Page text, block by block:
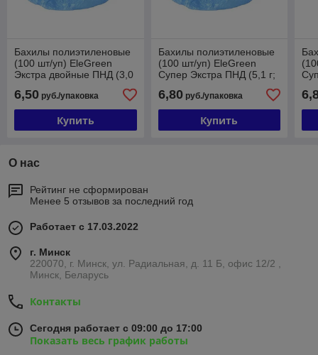
Бахилы полиэтиленовые
(100 шт/уп) EleGreen
Экстра двойные ПНД (3,0
оранжевый
6,50 руб./упаковка
Купить
Бахилы полиэтиленовые
(100 шт/уп) EleGreen
Супер Экстра ПНД (5,1 г;
6,80руб./упаковка
Купить
О нас
Рейтинг не сформирован
Менее 5 отзывов за последний год
Работает с 17.03.2022
г. Минск
220070, г. Минск, ул. Радиальная, д. 11 Б, офис 12/2 ,
Минск, Беларусь
Контакты
Сегодня работает с 09:00 до 17:00
Показать весь график работы